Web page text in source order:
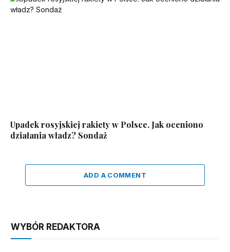
Upadek rosyjskiej rakiety w Polsce. Jak oceniono
działania władz? Sondaż
ADD A COMMENT
WYBÓR REDAKTORA